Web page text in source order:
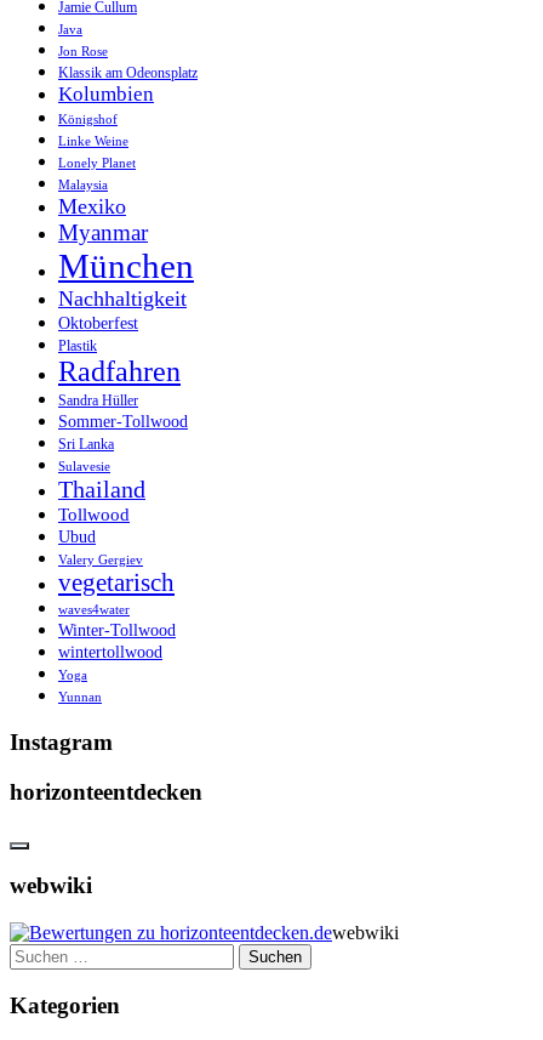
Jamie Cullum
Java
Jon Rose
Klassik am Odeonsplatz
Kolumbien
Königshof
Linke Weine
Lonely Planet
Malaysia
Mexiko
Myanmar
München
Nachhaltigkeit
Oktoberfest
Plastik
Radfahren
Sandra Hüller
Sommer-Tollwood
Sri Lanka
Sulavesie
Thailand
Tollwood
Ubud
Valery Gergiev
vegetarisch
waves4water
Winter-Tollwood
wintertollwood
Yoga
Yunnan
Instagram
horizonteentdecken
webwiki
webwiki
Suchen
nach:
Kategorien